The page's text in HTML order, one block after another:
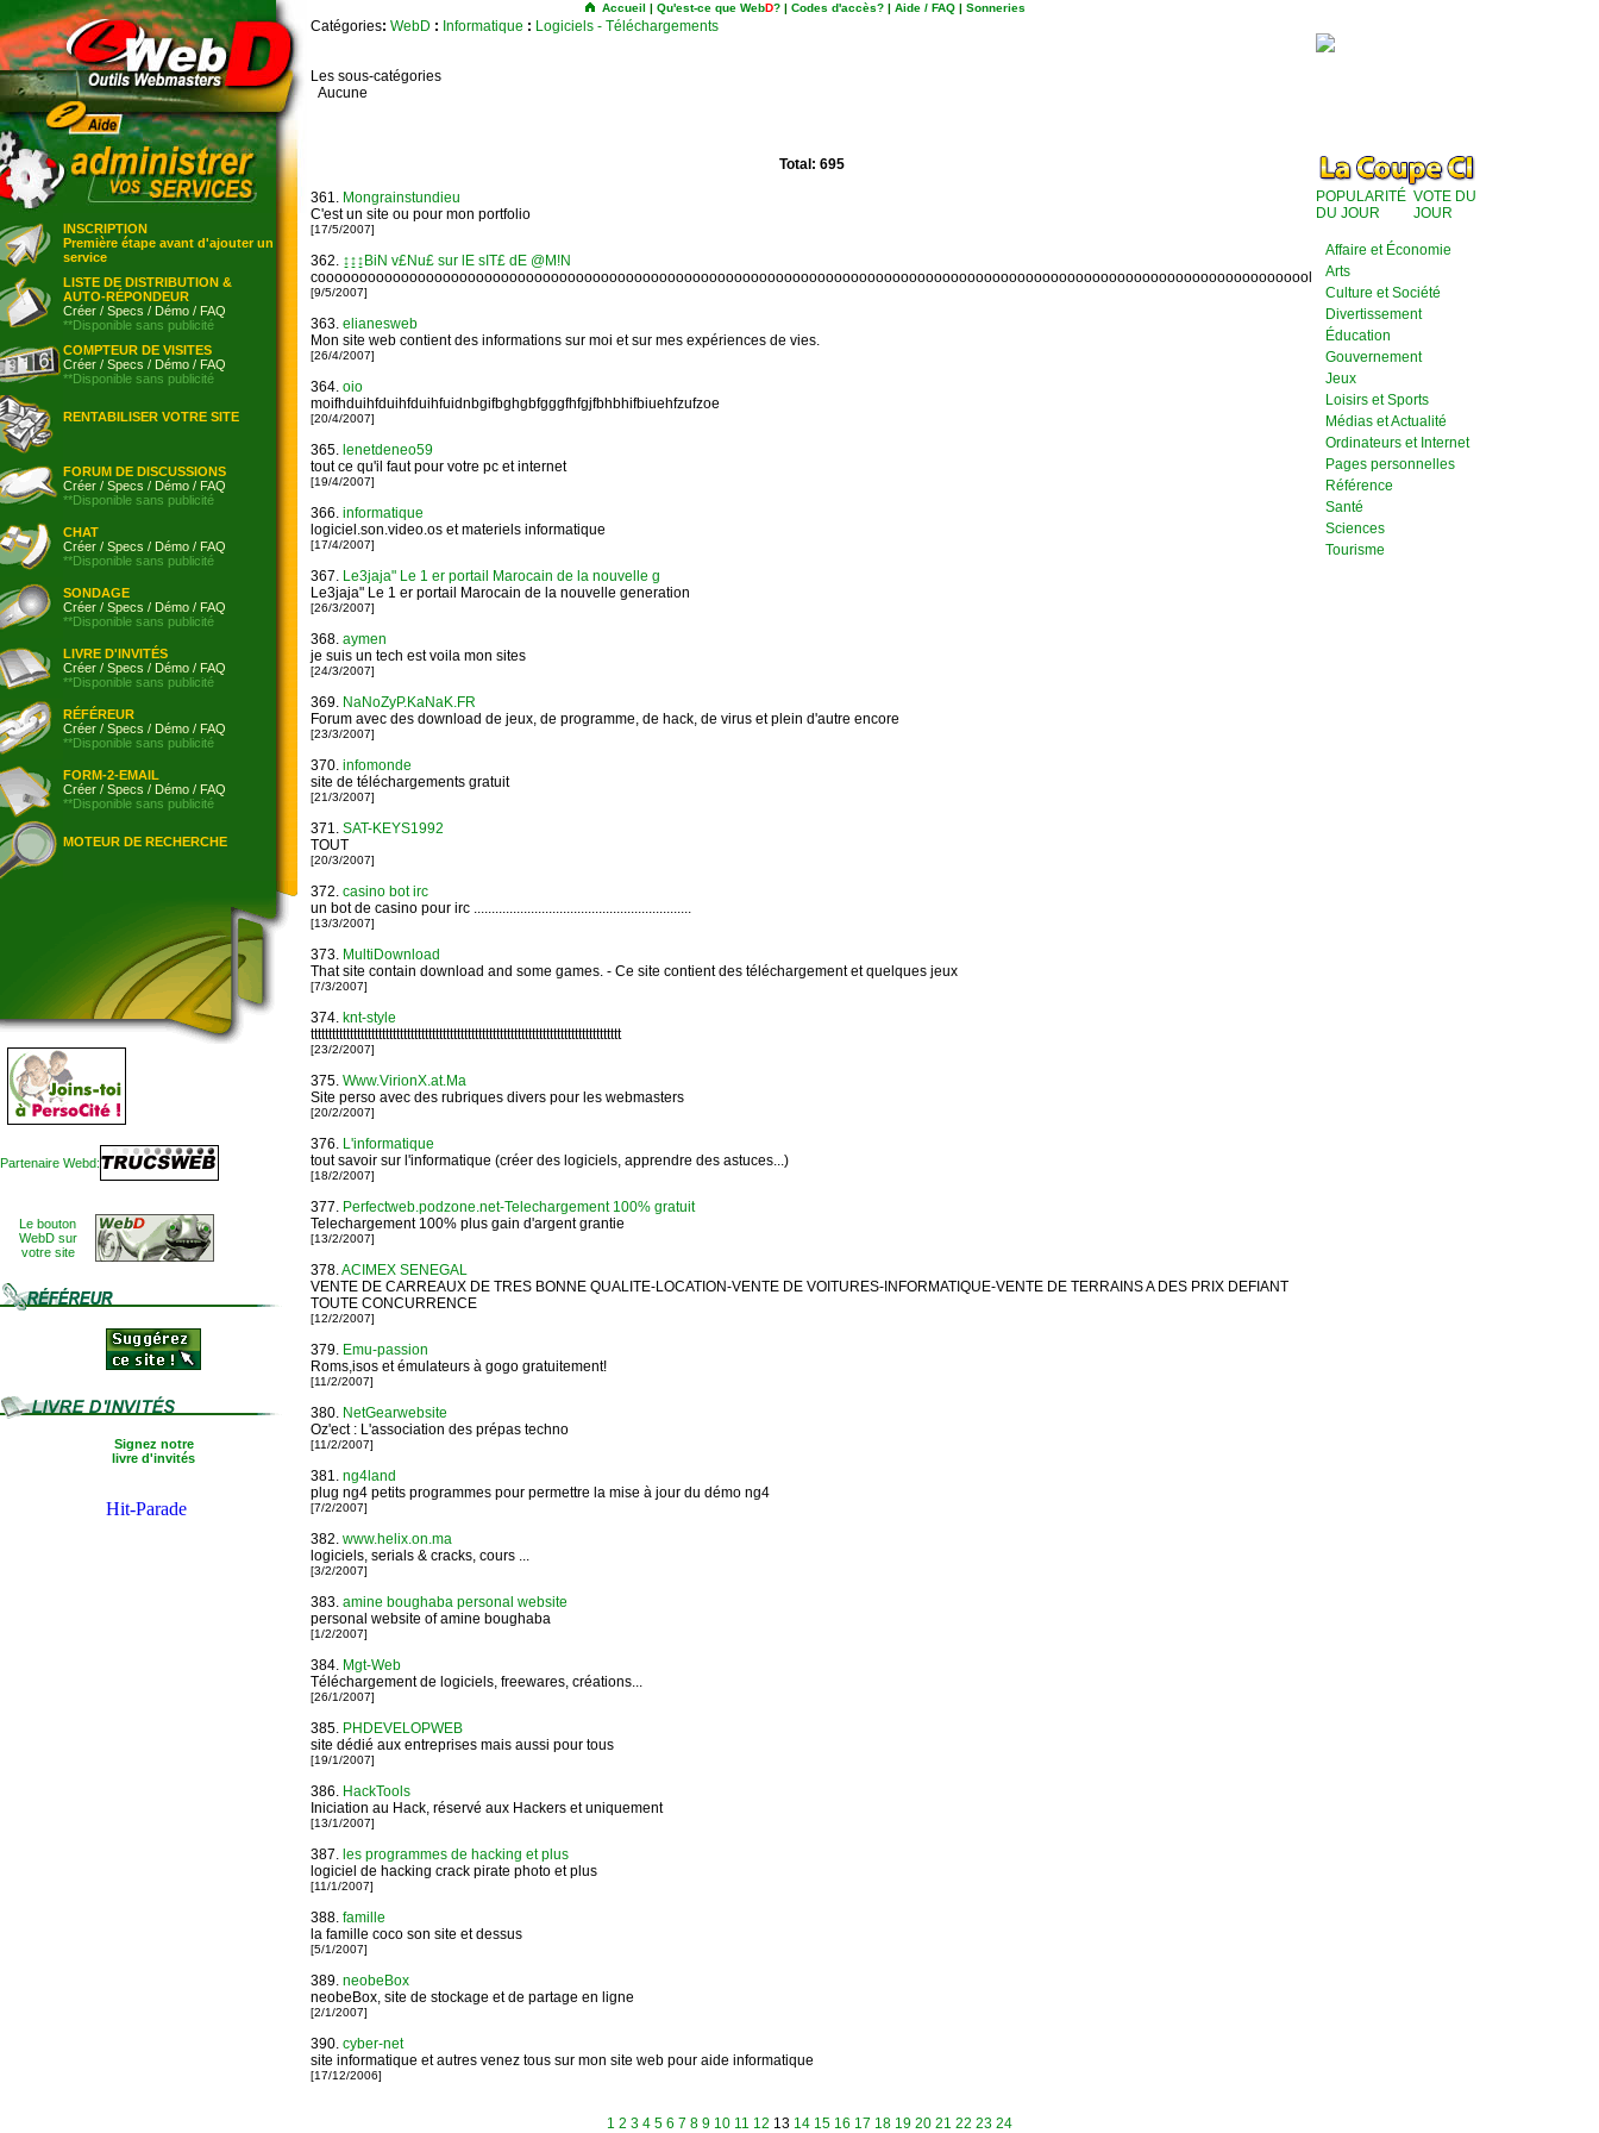
INSCRIPTION
Première étape avant d'ajouter un
service
LISTE DE DISTRIBUTION &
AUTO-RÉPONDEUR
Créer / Specs / Démo / FAQ
**Disponible sans publicité
COMPTEUR DE VISITES
Créer / Specs / Démo / FAQ
**Disponible sans publicité
RENTABILISER VOTRE SITE
FORUM DE DISCUSSIONS
Créer / Specs / Démo / FAQ
**Disponible sans publicité
CHAT
Créer / Specs / Démo / FAQ
**Disponible sans publicité
SONDAGE
Créer / Specs / Démo / FAQ
**Disponible sans publicité
LIVRE D'INVITÉS
Créer / Specs / Démo / FAQ
**Disponible sans publicité
RÉFÉREUR
Créer / Specs / Démo / FAQ
**Disponible sans publicité
FORM-2-EMAIL
Créer / Specs / Démo / FAQ
**Disponible sans publicité
MOTEUR DE RECHERCHE
Partenaire Webd:
Le bouton
WebD sur
votre site
Signez notre
livre d'invités
Accueil | Qu'est-ce que WebD? | Codes d'accès? | Aide / FAQ | Sonneries
Catégories: WebD : Informatique : Logiciels - Téléchargements
Les sous-catégories
Aucune
Total: 695
361. Mongrainstundieu
C'est un site ou pour mon portfolio
[17/5/2007]
362. ↨↨↨BiN v£Nu£ sur lE sIT£ dE @M!N
coooooooooooooooooooooooooooooooooooooooooooooooooooooooooooooooooooooooooooooooooooooooooooooooooooooooooooooooooooooool
[9/5/2007]
363. elianesweb
Mon site web contient des informations sur moi et sur mes expériences de vies.
[26/4/2007]
364. oio
moifhduihfduihfduihfuidnbgifbghgbfgggfhfgjfbhbhifbiuehfzufzoe
[20/4/2007]
365. lenetdeneo59
tout ce qu'il faut pour votre pc et internet
[19/4/2007]
366. informatique
logiciel.son.video.os et materiels informatique
[17/4/2007]
367. Le3jaja" Le 1 er portail Marocain de la nouvelle g
Le3jaja" Le 1 er portail Marocain de la nouvelle generation
[26/3/2007]
368. aymen
je suis un tech est voila mon sites
[24/3/2007]
369. NaNoZyP.KaNaK.FR
Forum avec des download de jeux, de programme, de hack, de virus et plein d'autre encore
[23/3/2007]
370. infomonde
site de téléchargements gratuit
[21/3/2007]
371. SAT-KEYS1992
TOUT
[20/3/2007]
372. casino bot irc
un bot de casino pour irc .............................................................
[13/3/2007]
373. MultiDownload
That site contain download and some games. - Ce site contient des téléchargement et quelques jeux
[7/3/2007]
374. knt-style
ttttttttttttttttttttttttttttttttttttttttttttttttttttttttttttttttttttttttttttttttttttttt
[23/2/2007]
375. Www.VirionX.at.Ma
Site perso avec des rubriques divers pour les webmasters
[20/2/2007]
376. L'informatique
tout savoir sur l'informatique (créer des logiciels, apprendre des astuces...)
[18/2/2007]
377. Perfectweb.podzone.net-Telechargement 100% gratuit
Telechargement 100% plus gain d'argent grantie
[13/2/2007]
378.ACIMEX SENEGAL
VENTE DE CARREAUX DE TRES BONNE QUALITE-LOCATION-VENTE DE VOITURES-INFORMATIQUE-VENTE DE TERRAINS A DES PRIX DEFIANT
TOUTE CONCURRENCE
[12/2/2007]
379. Emu-passion
Roms,isos et émulateurs à gogo gratuitement!
[11/2/2007]
380. NetGearwebsite
Oz'ect : L'association des prépas techno
[11/2/2007]
381. ng4land
plug ng4 petits programmes pour permettre la mise à jour du démo ng4
[7/2/2007]
382. www.helix.on.ma
logiciels, serials & cracks, cours ...
[3/2/2007]
383. amine boughaba personal website
personal website of amine boughaba
[1/2/2007]
384. Mgt-Web
Téléchargement de logiciels, freewares, créations...
[26/1/2007]
385. PHDEVELOPWEB
site dédié aux entreprises mais aussi pour tous
[19/1/2007]
386. HackTools
Iniciation au Hack, réservé aux Hackers et uniquement
[13/1/2007]
387. les programmes de hacking et plus
logiciel de hacking crack pirate photo et plus
[11/1/2007]
388. famille
la famille coco son site et dessus
[5/1/2007]
389. neobeBox
neobeBox, site de stockage et de partage en ligne
[2/1/2007]
390. cyber-net
site informatique et autres venez tous sur mon site web pour aide informatique
[17/12/2006]
1 2 3 4 5 6 7 8 9 10 11 12 13 14 15 16 17 18 19 20 21 22 23 24
POPULARITÉ
DU JOUR
VOTE DU
JOUR
Affaire et Économie
Arts
Culture et Société
Divertissement
Éducation
Gouvernement
Jeux
Loisirs et Sports
Médias et Actualité
Ordinateurs et Internet
Pages personnelles
Référence
Santé
Sciences
Tourisme